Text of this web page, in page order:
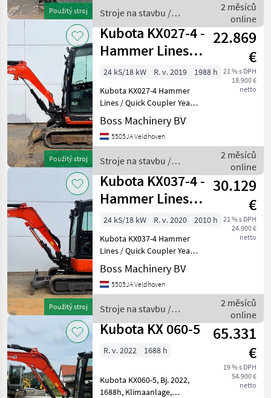
Použitý stroj
Certificate: CE Avail
Stroje na stavbu /
Kubota
2 měsíců
online
Použitý stroj
Kubota KX027-4 -
Hammer Lines /
Quick Coupler
22.869
€
21 % s DPH
18.900 €
netto
24 kS/18 kW R. v. 2019
1988 h
Kubota KX027-4 Hammer
Lines / Quick Coupler Year:
2019 Reference number:
BM007566 Hours: 1.988
Type KX027-4 Location
Certificate: CE Availab
Boss Machinery BV
5505JA Veldhoven
Stroje na stavbu /
Kubota
2 měsíců
online
Použitý stroj
Kubota KX037-4 -
Hammer Lines /
Quick Coupler
30.129
€
21 % s DPH
24.900 €
netto
24 kS/18 kW R. v. 2020
2010 h
Kubota KX037-4 Hammer
Lines / Quick Coupler Year:
2020 Reference number:
BM007573 Hours: 2.010
Make an offer Get in touch
KX037-4 Location Veld
Boss Machinery BV
5505JA Veldhoven
Stroje na stavbu /
Kubota
2 měsíců
online
Kubota KX 060-5
65.331
€
19 % s DPH
54.900 €
netto
R. v. 2022 1688 h
Kubota KX060-5, Bj. 2022,
1688h, Klimaanlage,